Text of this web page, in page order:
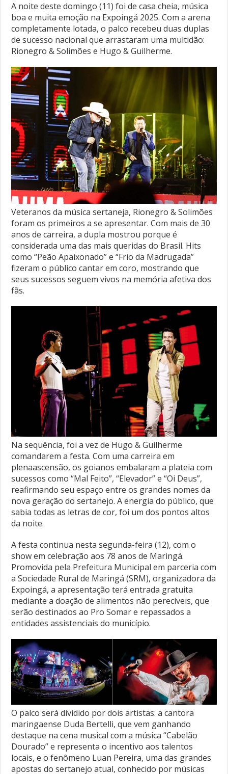
A noite deste domingo (11) foi de casa cheia, música
boa e muita emoção na Expoingá 2025. Com a arena
completamente lotada, o palco recebeu duas duplas
de sucesso nacional que arrastaram uma multidão:
Rionegro & Solimões e Hugo & Guilherme.
Veteranos da música sertaneja, Rionegro & Solimões
foram os primeiros a se apresentar. Com mais de 30
anos de carreira, a dupla mostrou porque é
considerada uma das mais queridas do Brasil. Hits
como “Peão Apaixonado” e “Frio da Madrugada”
fizeram o público cantar em coro, mostrando que
seus sucessos seguem vivos na memória afetiva dos
fãs.
Na sequência, foi a vez de Hugo & Guilherme
comandarem a festa. Com uma carreira em
plenaascensão, os goianos embalaram a plateia com
sucessos como “Mal Feito”, “Elevador” e “Oi Deus”,
reafirmando seu espaço entre os grandes nomes da
nova geração do sertanejo. A energia do público, que
sabia todas as letras de cor, foi um dos pontos altos
da noite.
A festa continua nesta segunda-feira (12), com o
show em celebração aos 78 anos de Maringá.
Promovida pela Prefeitura Municipal em parceria com
a Sociedade Rural de Maringá (SRM), organizadora da
Expoingá, a apresentação terá entrada gratuita
mediante a doação de alimentos não perecíveis, que
serão destinados ao Pro Somar e repassados a
entidades assistenciais do município.
O palco será dividido por dois artistas: a cantora
maringaense Duda Bertelli, que vem ganhando
destaque na cena musical com a música “Cabelão
Dourado” e representa o incentivo aos talentos
locais, e o fenômeno Luan Pereira, uma das grandes
apostas do sertanejo atual, conhecido por músicas